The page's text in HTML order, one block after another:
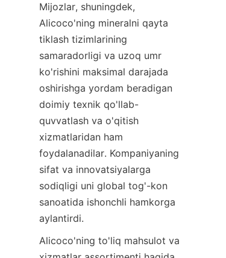
Mijozlar, shuningdek,
Alicoco'ning mineralni qayta
tiklash tizimlarining
samaradorligi va uzoq umr
ko'rishini maksimal darajada
oshirishga yordam beradigan
doimiy texnik qo'llab-
quvvatlash va o'qitish
xizmatlaridan ham
foydalanadilar. Kompaniyaning
sifat va innovatsiyalarga
sodiqligi uni global tog'-kon
sanoatida ishonchli hamkorga
Alicoco'ning to'liq mahsulot va